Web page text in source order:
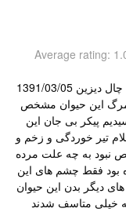
Average rating:
دره زیبای هملون مسیر قله صندوق چال و سی چال دیزین 1391/03/05
مرگ این حیوان مشخص
پیکر بی جان این
تیر خوردگی و زخم و
نبود به چه علت مرده
بود فقط چشم های این
دیگر بدن این حیوان
خیلی متاسف شدند